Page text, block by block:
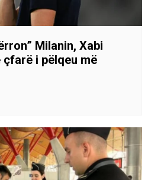
Milanin, Xabi
i pëlqeu më